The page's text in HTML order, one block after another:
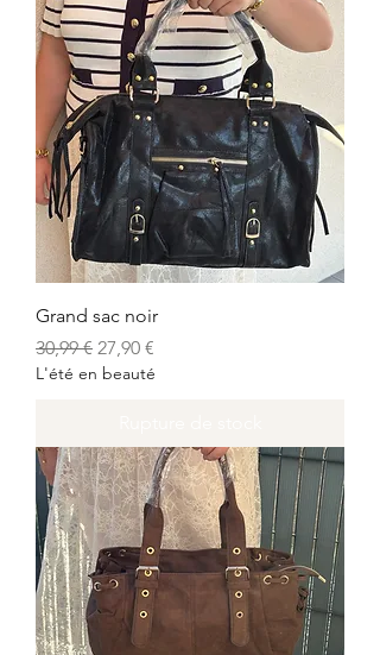
Grand sac noir
Prix original
30,99 € Prix promotionnel
27,90 €
L'été en beauté